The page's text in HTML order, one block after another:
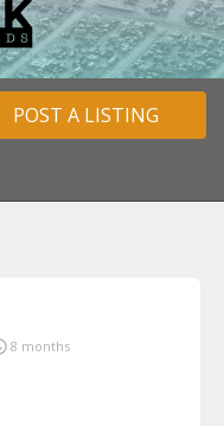
POST A LISTING
8 months